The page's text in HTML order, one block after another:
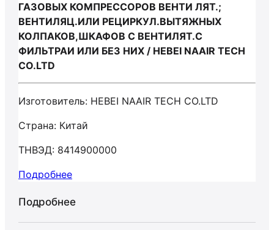
ГАЗОВЫХ КОМПРЕССОРОВ ВЕНТИ ЛЯТ.;
ВЕНТИЛЯЦ.ИЛИ РЕЦИРКУЛ.ВЫТЯЖНЫХ
КОЛПАКОВ,ШКАФОВ С ВЕНТИЛЯТ.С
ФИЛЬТРАИ ИЛИ БЕЗ НИХ / HEBEI NAAIR TECH
CO.LTD
Изготовитель: HEBEI NAAIR TECH CO.LTD
Страна: Китай
ТНВЭД: 8414900000
Подробнее
Подробнее